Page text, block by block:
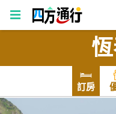
行
訂房